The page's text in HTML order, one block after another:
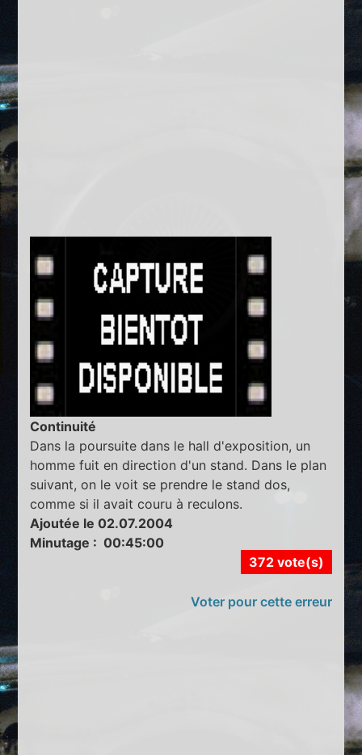
Continuité
Dans la poursuite dans le hall d'exposition, un
homme fuit en direction d'un stand. Dans le plan
suivant, on le voit se prendre le stand dos,
comme si il avait couru à reculons.
Ajoutée le 02.07.2004
Minutage : 00:45:00
372 vote(s)
Voter pour cette erreur